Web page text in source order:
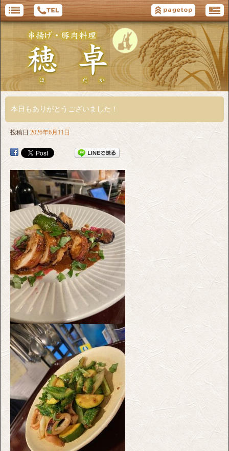
本日もありがとうございました！
投稿日 2026年6月11日